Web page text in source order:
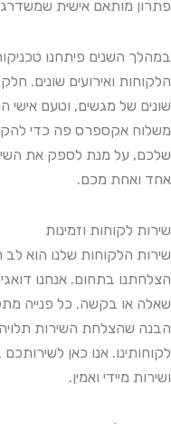
פתרון מותאם אישית שמשדרג
במהלך השנים פיתחנו
הלקוחות ואירועים שונים.
שונים של מגשים, וטעם אישי
משלוח אקספרס פה כדי
שלכם, על מנת לספק את
אחד ואחת מכם.
שירות לקוחות וזמינות
שירות הלקוחות שלנו הוא
הצלחתנו בתחום. אנחנו
שאלה או בקשה. כל פנייה
הבנה שהצלחת השירות
לקוחותינו. אנו כאן
ושירות מיידי ואמין.